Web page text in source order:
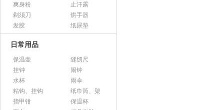
爽身粉
止汗露
剃须刀
烘手器
发胶
纸尿垫
日常用品
保温壶
缝纫尺
挂钟
闹钟
水杯
雨伞
粘钩、挂钩
纸巾筒、架
指甲钳
保温杯